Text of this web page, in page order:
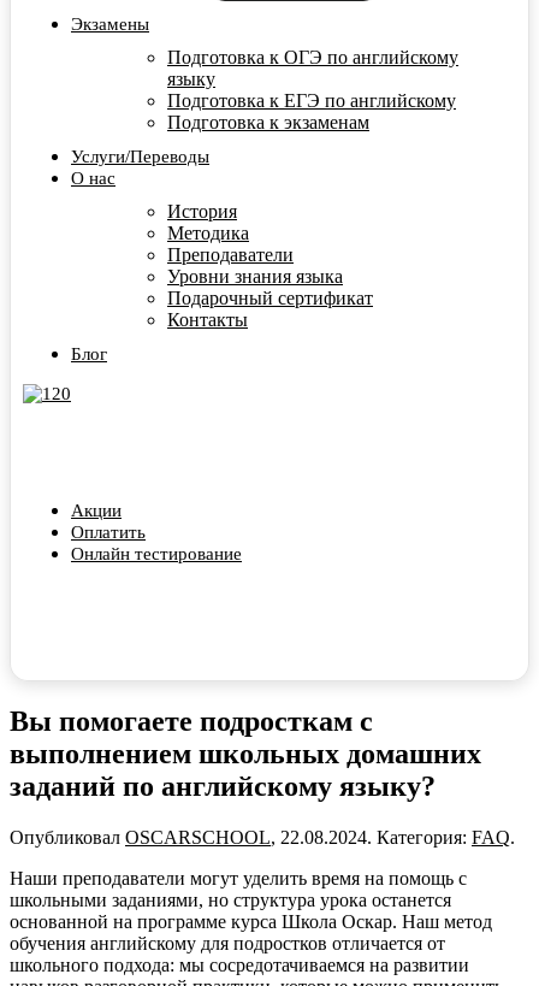
Экзамены
Подготовка к ОГЭ по английскому
языку
Подготовка к ЕГЭ по английскому
Подготовка к экзаменам
Услуги/Переводы
О нас
История
Методика
Преподаватели
Уровни знания языка
Подарочный сертификат
Контакты
Блог
Акции
Оплатить
Онлайн тестирование
Вы помогаете подросткам с
выполнением школьных домашних
заданий по английскому языку?
Опубликовал OSCARSCHOOL, 22.08.2024. Категория: FAQ.
Наши преподаватели могут уделить время на помощь с
школьными заданиями, но структура урока останется
основанной на программе курса Школа Оскар. Наш метод
обучения английскому для подростков отличается от
школьного подхода: мы сосредотачиваемся на развитии